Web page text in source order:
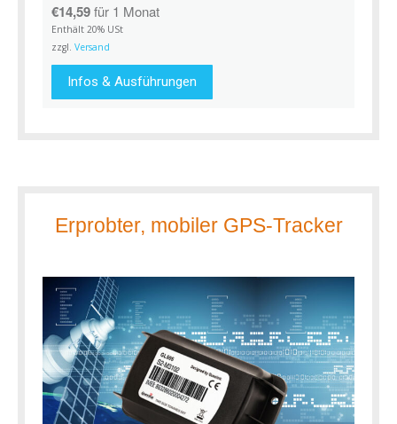
€14,59für 1 Monat
Enthält 20% USt
zzgl. Versand
Infos & Ausführungen
Erprobter, mobiler GPS-Tracker